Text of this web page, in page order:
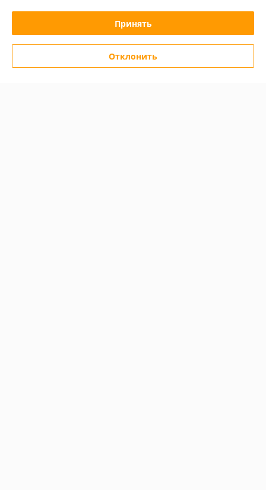
501 отзыва за всё время
01.08.2026
Иввнов
Отлично
Принять
Отклонить